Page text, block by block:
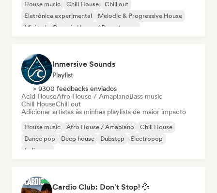
House music Chill House
Chill out
Eletrônica experimental
Melodic & Progressive House
Minimal
Organic House / Downtempo
Inmersive Sounds
Playlist
> 9300 feedbacks enviados
Acid HouseAfro House / AmapianoBass music
Chill HouseChill out
Adicionar artistas às minhas playlists de maior impacto
House music Afro House / Amapiano
Chill House
Dance pop
Deep house Dubstep
Electropop
Indie pop
Cardio Club: Don't Stop! 💦